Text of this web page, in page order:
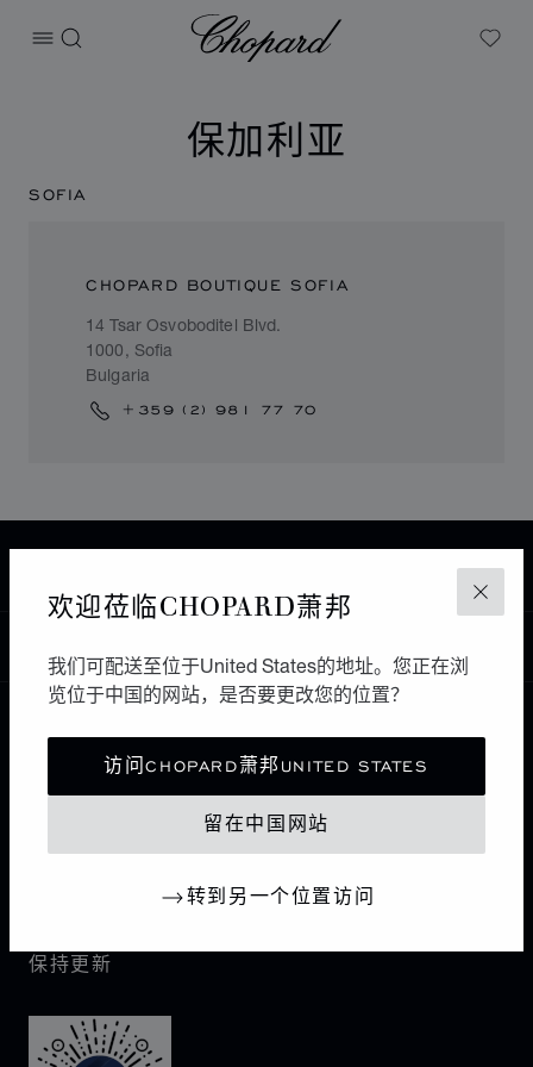
关闭
欢迎莅临CHOPARD萧邦
我们可配送至位于United States的地址。您正在浏
览位于中国的网站，是否要更改您的位置？
访问CHOPARD萧邦UNITED STATES
留在中国网站
转到另一个位置访问
打开菜单
搜索
Chopard
My
保加利亚
SOFIA
CHOPARD BOUTIQUE SOFIA
14 Tsar Osvoboditel Blvd.
1000, Sofia
Bulgaria
+359 (2) 981 77 70
本地化（更改国家/地区）
更改国家/地区
联系我们
保持更新